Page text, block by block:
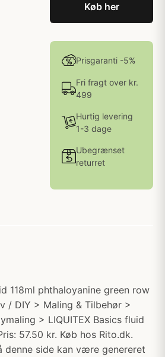
Køb her
Prisgaranti -5%
Fri fragt over kr.
499
Hurtig levering
1-3 dage
Ubegrænset
returret
118ml phthaloyanine green row
/ DIY > Maling & Tilbehør >
> LIQUITEX Basics fluid
57.50 kr. Køb hos Rito.dk.
denne side kan være genereret